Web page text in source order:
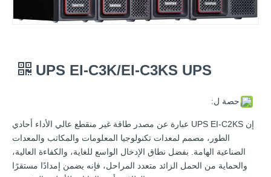
UPS EI-C3K/EI-C3KS UPS
حصة ل:
إن UPS EI-C2KS عبارة عن مصدر طاقة غير منقطع عالي الأداء أحادي
الطور، مصمم لمعدات تكنولوجيا المعلومات والمكاتب والمعدات
الصناعية الهامة. بفضل نطاق الإدخال الواسع للغاية، والكفاءة العالية،
والحماية من الحمل الزائد متعدد المراحل، فإنه يضمن إمدادًا مستقرًا